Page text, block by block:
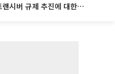
[특징주] 美 중국산 광트랜시버 규제 추진에 대한광통신 등 광통신株 강세